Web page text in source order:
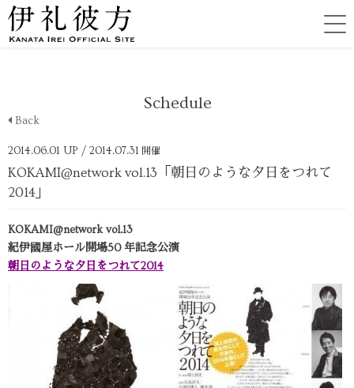
Schedule
Back
2014.06.01 UP / 2014.07.31 開催
KOKAMI@network vol.13「朝日のような夕日をつれて
2014」
KOKAMI@network vol.13
紀伊國屋ホール開場50 年記念公演
朝日のような夕日をつれて2014